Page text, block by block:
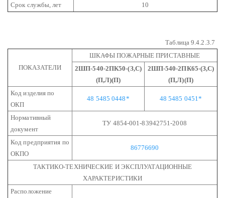
Срок службы, лет 10
Таблица 9.4.2.3.7
ПОКАЗАТЕЛИ
ШКАФЫ ПОЖАРНЫЕ ПРИСТАВНЫЕ
2ШП-540-2ПК50-(З,С)
(П,Л)(П)
2ШП-540-2ПК65-(З,С)
(П,Л)(П)
Код изделия по
ОКП
48 5485 0448* 48 5485 0451*
Нормативный
документ
ТУ 4854-001-83942751-2008
Код предприятия по
ОКПО
86776690
ТАКТИКО-ТЕХНИЧЕСКИЕ И ЭКСПЛУАТАЦИОННЫЕ
ХАРАКТЕРИСТИКИ
Расположение